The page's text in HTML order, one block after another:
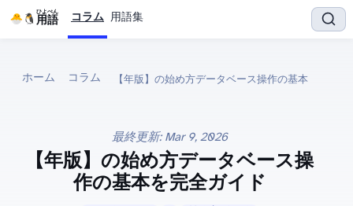
IT用語
ひよぺん コラム 用語集
ホーム コラム
最終更新: Mar 9, 2026
【2026年版】SQLの始め方 — データベース操
作の基本を完全ガイド